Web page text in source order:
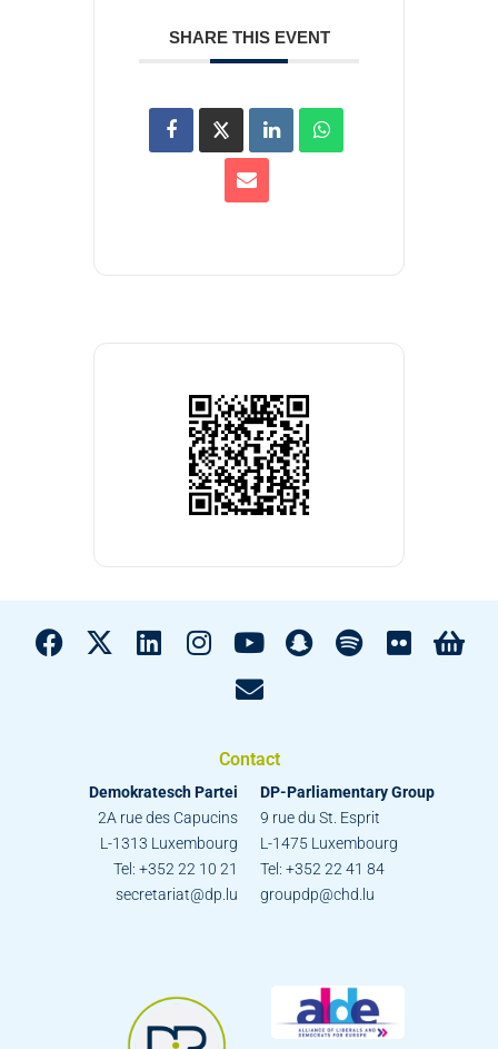
SHARE THIS EVENT
Contact
Demokratesch Partei
2A rue des Capucins
L-1313 Luxembourg
Tel: +352 22 10 21
secretariat@dp.lu
DP-Parliamentary Group
9 rue du St. Esprit
L-1475 Luxembourg
Tel: +352 22 41 84
groupdp@chd.lu